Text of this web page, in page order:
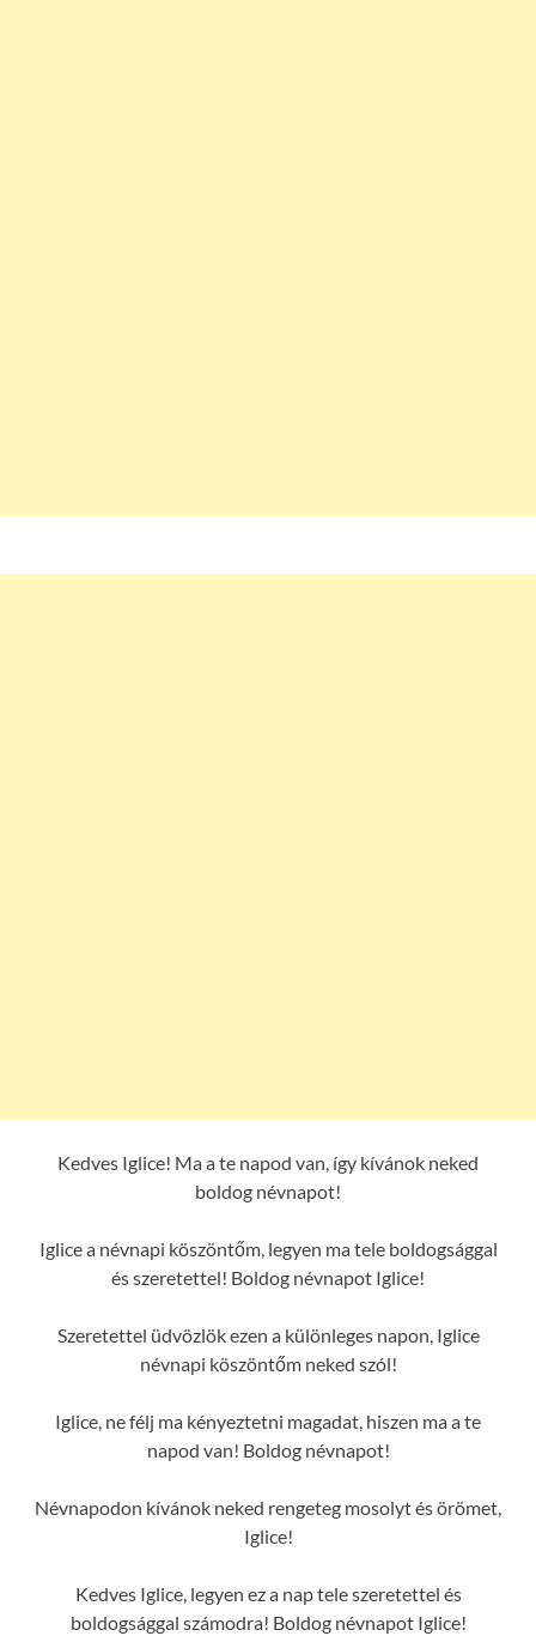
Kedves Iglice! Ma a te napod van, így kívánok neked
boldog névnapot!
Iglice a névnapi köszöntőm, legyen ma tele boldogsággal
és szeretettel! Boldog névnapot Iglice!
Szeretettel üdvözlök ezen a különleges napon, Iglice
névnapi köszöntőm neked szól!
Iglice, ne félj ma kényeztetni magadat, hiszen ma a te
napod van! Boldog névnapot!
Névnapodon kívánok neked rengeteg mosolyt és örömet,
Iglice!
Kedves Iglice, legyen ez a nap tele szeretettel és
boldogsággal számodra! Boldog névnapot Iglice!